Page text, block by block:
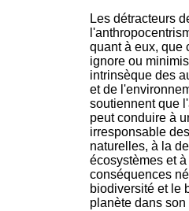
Les détracteurs
quant à eux, que
ignore ou
intrinsèque des
et de
soutiennent que
peut conduire à
irresponsable
naturelles, à la
écosystèmes et
conséquences
biodiversité et le
planète dans son